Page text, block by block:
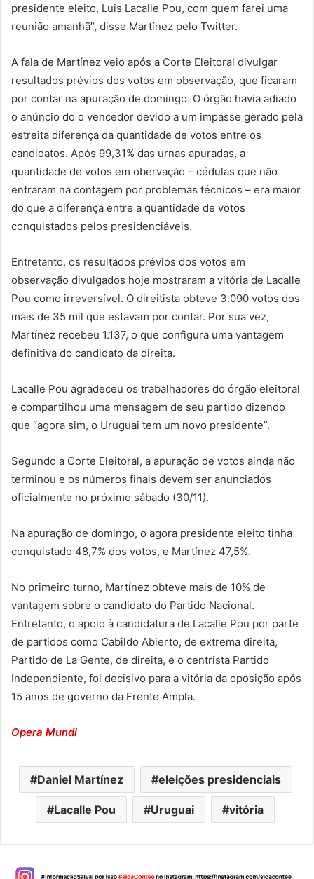
presidente eleito, Luis Lacalle Pou, com quem farei uma
reunião amanhã”, disse Martínez pelo Twitter.
A fala de Martínez veio após a Corte Eleitoral divulgar
resultados prévios dos votos em observação, que ficaram
por contar na apuração de domingo. O órgão havia adiado
o anúncio do o vencedor devido a um impasse gerado pela
estreita diferença da quantidade de votos entre os
candidatos. Após 99,31% das urnas apuradas, a
quantidade de votos em obervação – cédulas que não
entraram na contagem por problemas técnicos – era maior
do que a diferença entre a quantidade de votos
conquistados pelos presidenciáveis.
Entretanto, os resultados prévios dos votos em
observação divulgados hoje mostraram a vitória de Lacalle
Pou como irreversível. O direitista obteve 3.090 votos dos
mais de 35 mil que estavam por contar. Por sua vez,
Martínez recebeu 1.137, o que configura uma vantagem
definitiva do candidato da direita.
Lacalle Pou agradeceu os trabalhadores do órgão eleitoral
e compartilhou uma mensagem de seu partido dizendo
que “agora sim, o Uruguai tem um novo presidente”.
Segundo a Corte Eleitoral, a apuração de votos ainda não
terminou e os números finais devem ser anunciados
oficialmente no próximo sábado (30/11).
Na apuração de domingo, o agora presidente eleito tinha
conquistado 48,7% dos votos, e Martínez 47,5%.
No primeiro turno, Martínez obteve mais de 10% de
vantagem sobre o candidato do Partido Nacional.
Entretanto, o apoio à candidatura de Lacalle Pou por parte
de partidos como Cabildo Abierto, de extrema direita,
Partido de La Gente, de direita, e o centrista Partido
Independiente, foi decisivo para a vitória da oposição após
15 anos de governo da Frente Ampla.
Opera Mundi
Daniel Martínez eleições presidenciais
Lacalle Pou Uruguai vitória